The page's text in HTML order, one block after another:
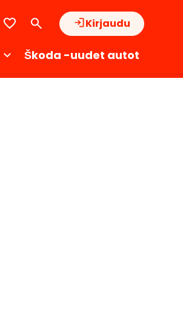
Kirjaudu
Škoda -uudet autot